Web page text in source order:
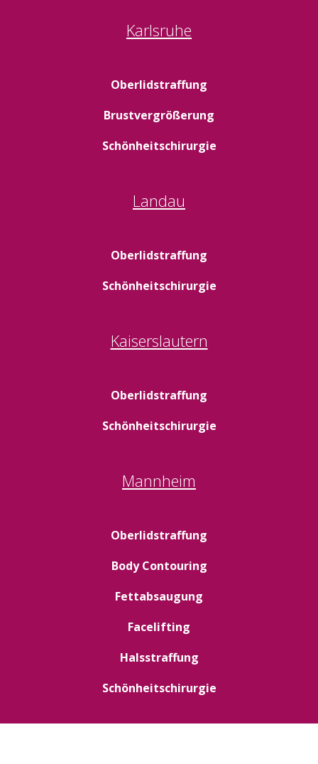
Karlsruhe
Oberlidstraffung
Brustvergrößerung
Schönheitschirurgie
Landau
Oberlidstraffung
Schönheitschirurgie
Kaiserslautern
Oberlidstraffung
Schönheitschirurgie
Mannheim
Oberlidstraffung
Body Contouring
Fettabsaugung
Facelifting
Halsstraffung
Schönheitschirurgie